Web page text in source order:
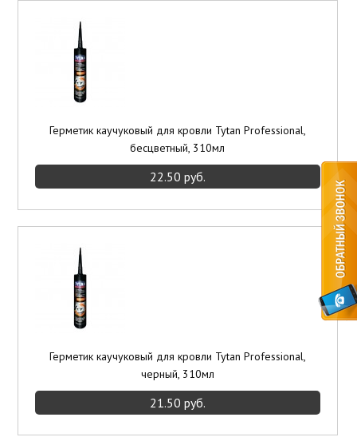
Элементы отделки
Потолки подвесные
Инструмент
Герметик каучуковый для кровли Tytan Professional,
бесцветный, 310мл
22.50 руб.
Герметик каучуковый для кровли Tytan Professional,
черный, 310мл
21.50 руб.